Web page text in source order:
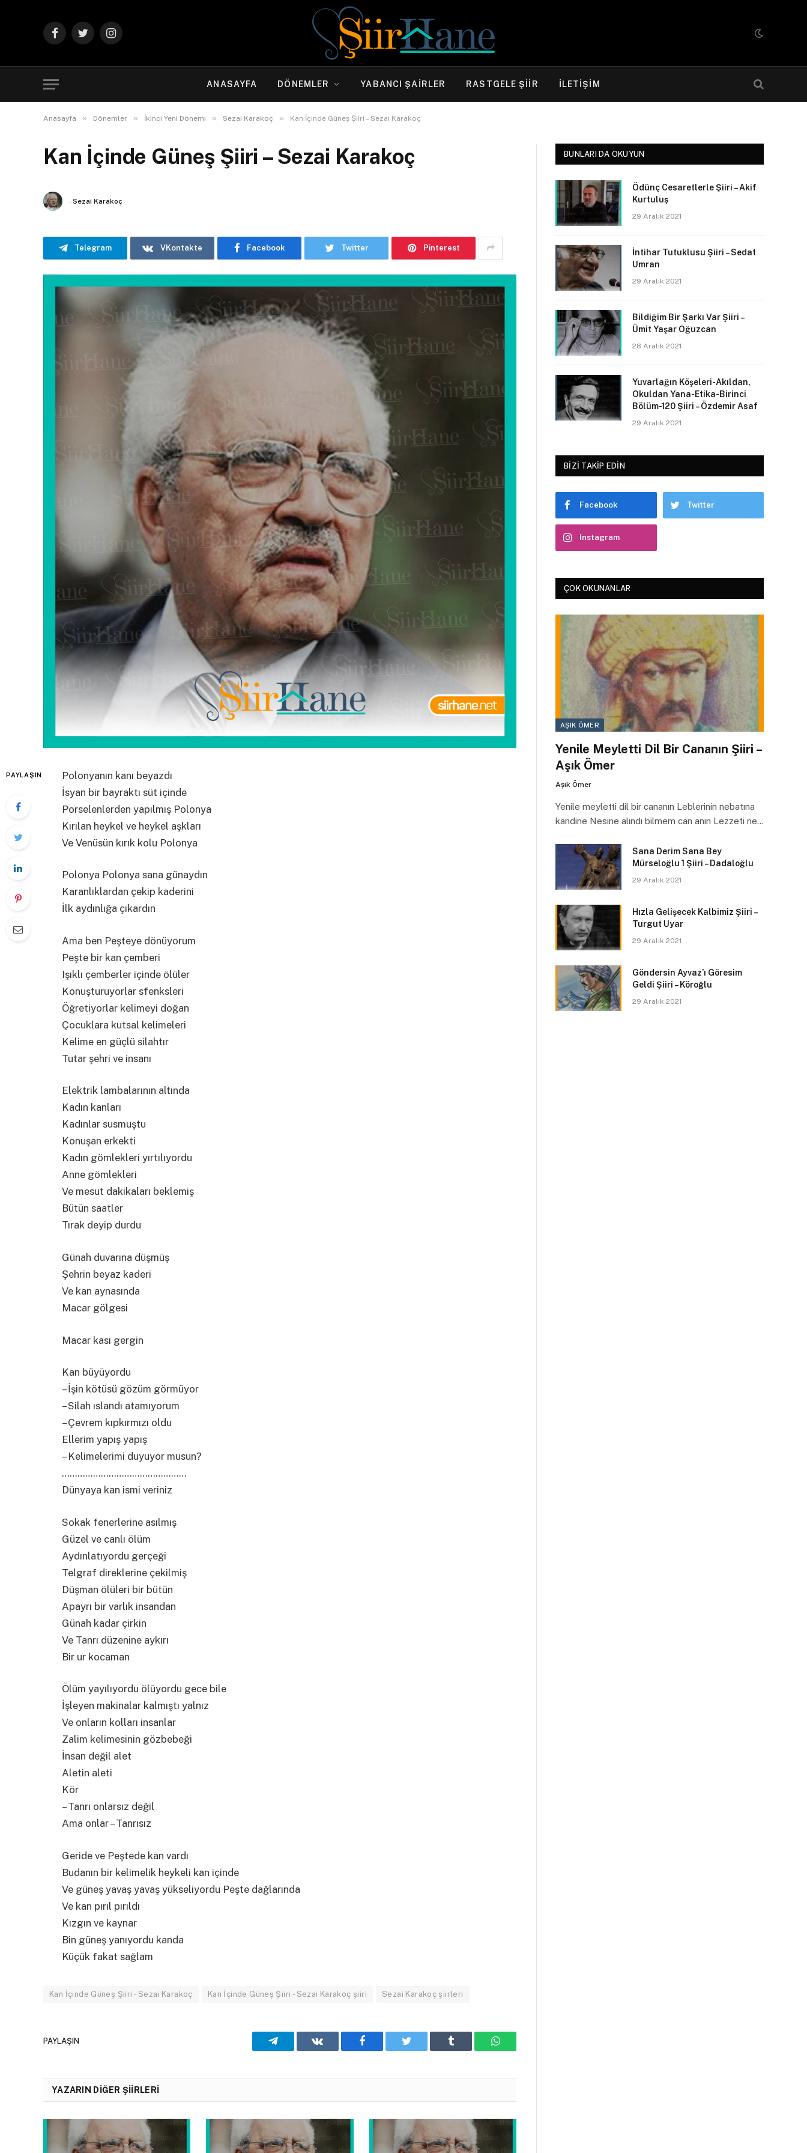
FacebookTwitterInstagram
ANASAYFA DÖNEMLER YABANCI ŞAIRLER RASTGELE ŞIIR İLETIŞIM
Anasayfa » Dönemler » İkinci Yeni Dönemi » Sezai Karakoç » Kan İçinde Güneş Şiiri – Sezai Karakoç
Kan İçinde Güneş Şiiri – Sezai Karakoç
-Sezai Karakoç
Telegram VKontakte Facebook Twitter Pinterest
PAYLAŞIN
Polonyanın kanı beyazdı
İsyan bir bayraktı süt içinde
Porselenlerden yapılmış Polonya
Kırılan heykel ve heykel aşkları
Ve Venüsün kırık kolu Polonya
Polonya Polonya sana günaydın
Karanlıklardan çekip kaderini
İlk aydınlığa çıkardın
Ama ben Peşteye dönüyorum
Peşte bir kan çemberi
Işıklı çemberler içinde ölüler
Konuşturuyorlar sfenksleri
Öğretiyorlar kelimeyi doğan
Çocuklara kutsal kelimeleri
Kelime en güçlü silahtır
Tutar şehri ve insanı
Elektrik lambalarının altında
Kadın kanları
Kadınlar susmuştu
Konuşan erkekti
Kadın gömlekleri yırtılıyordu
Anne gömlekleri
Ve mesut dakikaları beklemiş
Bütün saatler
Tırak deyip durdu
Günah duvarına düşmüş
Şehrin beyaz kaderi
Ve kan aynasında
Macar gölgesi
Macar kası gergin
Kan büyüyordu
– İşin kötüsü gözüm görmüyor
– Silah ıslandı atamıyorum
– Çevrem kıpkırmızı oldu
Ellerim yapış yapış
– Kelimelerimi duyuyor musun?
…………………………………………
Dünyaya kan ismi veriniz
Sokak fenerlerine asılmış
Güzel ve canlı ölüm
Aydınlatıyordu gerçeği
Telgraf direklerine çekilmiş
Düşman ölüleri bir bütün
Apayrı bir varlık insandan
Günah kadar çirkin
Ve Tanrı düzenine aykırı
Bir ur kocaman
Ölüm yayılıyordu ölüyordu gece bile
İşleyen makinalar kalmıştı yalnız
Ve onların kolları insanlar
Zalim kelimesinin gözbebeği
İnsan değil alet
Aletin aleti
Kör
– Tanrı onlarsız değil
Ama onlar – Tanrısız
Geride ve Peştede kan vardı
Budanın bir kelimelik heykeli kan içinde
Ve güneş yavaş yavaş yükseliyordu Peşte dağlarında
Ve kan pırıl pırıldı
Kızgın ve kaynar
Bin güneş yanıyordu kanda
Küçük fakat sağlam
Kan İçinde Güneş Şiiri - Sezai Karakoç Kan İçinde Güneş Şiiri - Sezai Karakoç şiiri Sezai Karakoç şiirleri
PAYLAŞIN Telegram VKontakteFacebook Twitter Tumblr WhatsApp
YAZARIN DIĞER ŞIIRLERI
BUNLARI DA OKUYUN
Ödünç Cesaretlerle Şiiri – Akif
Kurtuluş
29 Aralık 2021
İntihar Tutuklusu Şiiri – Sedat
Umran
29 Aralık 2021
Bildiğim Bir Şarkı Var Şiiri –
Ümit Yaşar Oğuzcan
28 Aralık 2021
Yuvarlağın Köşeleri-Akıldan,
Okuldan Yana-Etika-Birinci
Bölüm-120 Şiiri – Özdemir Asaf
29 Aralık 2021
BIZI TAKIP EDIN
Facebook Twitter
Instagram
ÇOK OKUNANLAR
AŞIK ÖMER
Yenile Meyletti Dil Bir Cananın Şiiri –
Aşık Ömer
Aşık Ömer
Yenile meyletti dil bir cananın Leblerinin nebatına
kandine Nesine alındı bilmem can anın Lezzeti ne…
Sana Derim Sana Bey
Mürseloğlu 1 Şiiri – Dadaloğlu
29 Aralık 2021
Hızla Gelişecek Kalbimiz Şiiri –
Turgut Uyar
29 Aralık 2021
Göndersin Ayvaz’ı Göresim
Geldi Şiiri – Köroğlu
29 Aralık 2021